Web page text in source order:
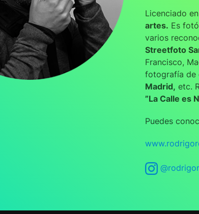
Licenciado
artes. Es
varios
Streetfoto
Francisco,
fotografía de
Madrid, etc.
”La Calle es
Puedes